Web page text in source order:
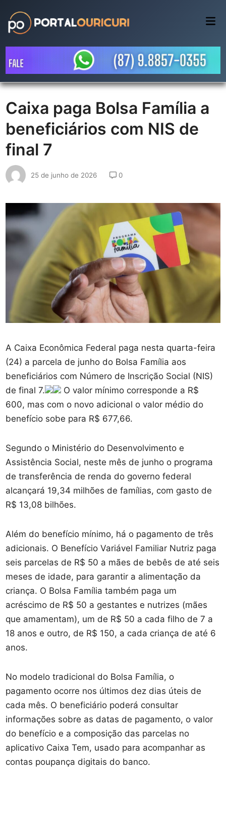
content
Caixa paga Bolsa Família a
beneficiários com NIS de
final 7
25 de junho de 2026 0
A Caixa Econômica Federal paga nesta quarta-feira
(24) a parcela de junho do Bolsa Família aos
beneficiários com Número de Inscrição Social (NIS)
de final 7.
O valor mínimo corresponde a R$
600, mas com o novo adicional o valor médio do
benefício sobe para R$ 677,66.
Segundo o Ministério do Desenvolvimento e
Assistência Social, neste mês de junho o programa
de transferência de renda do governo federal
alcançará 19,34 milhões de famílias, com gasto de
R$ 13,08 bilhões.
Além do benefício mínimo, há o pagamento de três
adicionais. O Benefício Variável Familiar Nutriz paga
seis parcelas de R$ 50 a mães de bebês de até seis
meses de idade, para garantir a alimentação da
criança. O Bolsa Família também paga um
acréscimo de R$ 50 a gestantes e nutrizes (mães
que amamentam), um de R$ 50 a cada filho de 7 a
18 anos e outro, de R$ 150, a cada criança de até 6
anos.
No modelo tradicional do Bolsa Família, o
pagamento ocorre nos últimos dez dias úteis de
cada mês. O beneficiário poderá consultar
informações sobre as datas de pagamento, o valor
do benefício e a composição das parcelas no
aplicativo Caixa Tem, usado para acompanhar as
contas poupança digitais do banco.